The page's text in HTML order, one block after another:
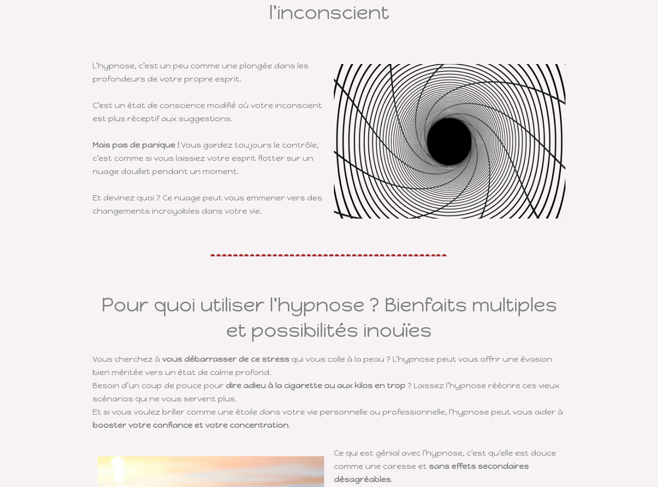
l'inconscient
L’hypnose, c’est un peu comme une plongée dans les
profondeurs de votre propre esprit.
C’est un état de conscience modifié où votre inconscient
est plus réceptif aux suggestions.
Mais pas de panique !Vous gardez toujours le contrôle,
c’est comme si vous laissiez votre esprit flotter sur un
nuage douillet pendant un moment.
Et devinez quoi ? Ce nuage peut vous emmener vers des
changements incroyables dans votre vie.
Pour quoi utiliser l'hypnose ? Bienfaits multiples
et possibilités inouïes
Vous cherchez à vous débarrasser de ce stressqui vous colle à la peau ? L’hypnose peut vous offrir une évasion
bien méritée vers un état de calme profond.
Besoin d’un coup de pouce pour dire adieu à la cigarette ou aux kilos en trop? Laissez l’hypnose réécrire ces vieux
scénarios qui ne vous servent plus.
Et si vous voulez briller comme une étoile dans votre vie personnelle ou professionnelle, l’hypnose peut vous aider à
booster votre confiance et votre concentration.
Ce qui est génial avec l’hypnose, c’est qu’elle est douce
comme une caresse et sans effets secondaires
désagréables.